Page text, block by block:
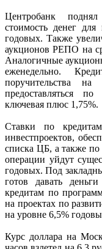
Центробанк
стоимость денег
годовых. Также
аукционов РЕПО на
Аналогичные
еженедельно.
поручительства
предоставляться
ключевая плюс 1,75%.
Ставки по
инвестпроектов,
списка ЦБ, а также
операции уйдут
годовых. Под
готов давать
кредитам по
на проектах по
на уровне 6,5%
Курс доллара на